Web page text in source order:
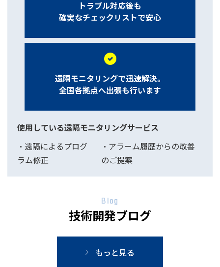
トラブル対応後も
確実なチェックリストで安心
遠隔モニタリングで迅速解決。
全国各拠点へ出張も行います
使用している遠隔モニタリングサービス
・遠隔によるプログ
ラム修正
・アラーム履歴からの改善
のご提案
Blog
技術開発ブログ
もっと見る